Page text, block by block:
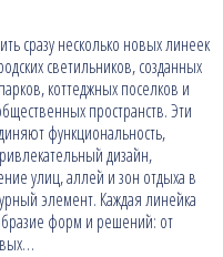
сразу несколько новых линеек
светильников, созданных
коттеджных поселков и
пространств. Эти
функциональность,
дизайн,
улиц, аллей и зон отдыха в
элемент. Каждая линейка
форм и решений: от